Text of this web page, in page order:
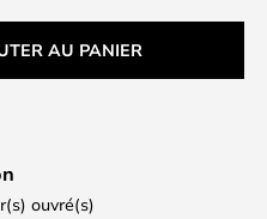
AU PANIER
ouvré(s)